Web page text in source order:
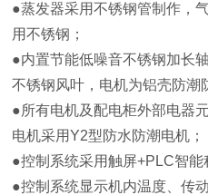
●蒸发器采用不锈钢管制作，
用不锈钢；
●内置节能低噪音不锈钢加长
不锈钢风叶，电机为铝壳防潮
●所有电机及配电柜外部电器
电机采用Y2型防水防潮电机；
●控制系统采用触屏+PLC智能
●控制系统显示机内温度、传